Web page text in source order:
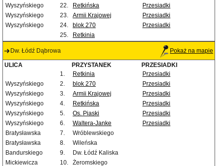
Wyszyńskiego
22. Retkińska
Przesiadki
Wyszyńskiego
23. Armii Krajowej
Przesiadki
Wyszyńskiego
24. blok 270
Przesiadki
25.
Retkinia
Dw. Łódź Dąbrowa Pokaż na mapie
ULICA PRZYSTANEK
PRZESIADKI
1.
Retkinia
Przesiadki
Wyszyńskiego
2. blok 270
Przesiadki
Wyszyńskiego
3. Armii Krajowej
Przesiadki
Wyszyńskiego
4. Retkińska
Przesiadki
Wyszyńskiego
5. Os. Piaski
Przesiadki
Wyszyńskiego
6. Waltera-Janke
Przesiadki
Bratysławska
7.
Wróblewskiego
Bratysławska
8.
Wileńska
Bandurskiego
9.
Dw. Łódź Kaliska
Mickiewicza
10.
Żeromskiego